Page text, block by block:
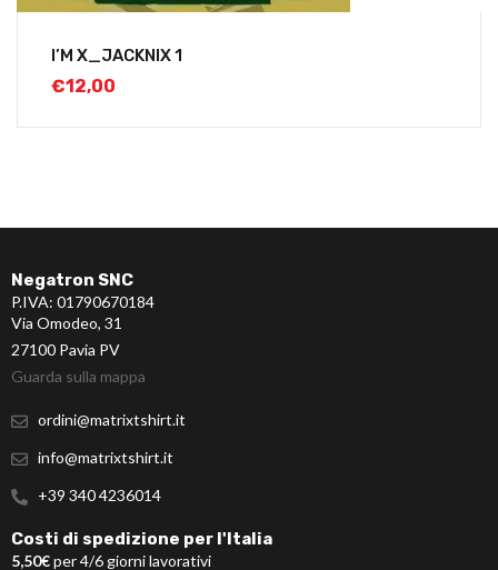
I’M X_JACKNIX 1
€12,00
Negatron SNC
P.IVA: 01790670184
Via Omodeo, 31
27100 Pavia PV
Guarda sulla mappa
ordini@matrixtshirt.it
info@matrixtshirt.it
+39 340 4236014
Costi di spedizione per l'Italia
5,50€per 4/6 giorni lavorativi